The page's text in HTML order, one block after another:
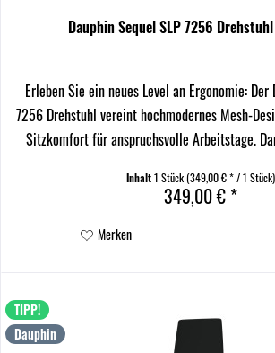
Dauphin Sequel SLP 7256
Erleben Sie ein neues Level an Ergonomie: Der
7256 Drehstuhl vereint hochmodernes Mesh-
Sitzkomfort für anspruchsvolle Arbeitstage.
Inhalt1 Stück(349,00 € * / 1 Stück)
349,00 € *
Merken
TIPP!
Dauphin